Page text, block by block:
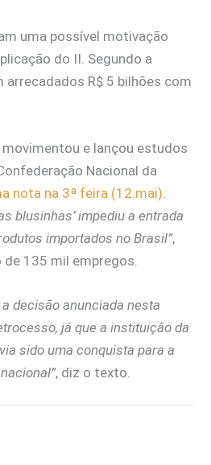
uma possível motivação
do II. Segundo a
arrecadados R$ 5 bilhões com
e lançou estudos
Nacional da
nota na 3ª feira (12.mai).
blusinhas’ impediu a entrada
importados no Brasil”,
135 mil empregos.
decisão anunciada nesta
já que a instituição da
sido uma conquista para a
, diz o texto.